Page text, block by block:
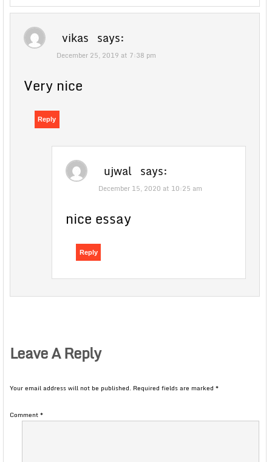
vikas says:
December 25, 2019 at 7:38 pm
Very nice
Reply
ujwal says:
December 15, 2020 at 10:25 am
nice essay
Reply
Leave A Reply
Your email address will not be published. Required fields are marked *
Comment*